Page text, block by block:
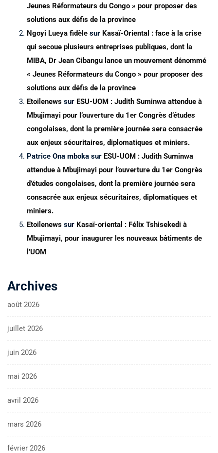
Jeunes Réformateurs du Congo » pour proposer des
solutions aux défis de la province
Ngoyi Lueya fidèle sur Kasaï-Oriental : face à la crise
qui secoue plusieurs entreprises publiques, dont la
MIBA, Dr Jean Cibangu lance un mouvement dénommé
« Jeunes Réformateurs du Congo » pour proposer des
solutions aux défis de la province
Etoilenews sur ESU-UOM : Judith Suminwa attendue à
Mbujimayi pour l’ouverture du 1er Congrès d’études
congolaises, dont la première journée sera consacrée
aux enjeux sécuritaires, diplomatiques et miniers.
Patrice Ona mboka sur ESU-UOM : Judith Suminwa
attendue à Mbujimayi pour l’ouverture du 1er Congrès
d’études congolaises, dont la première journée sera
consacrée aux enjeux sécuritaires, diplomatiques et
miniers.
Etoilenews sur Kasaï-oriental : Félix Tshisekedi à
Mbujimayi, pour inaugurer les nouveaux bâtiments de
l’UOM
Archives
août 2026
juillet 2026
juin 2026
mai 2026
avril 2026
mars 2026
février 2026